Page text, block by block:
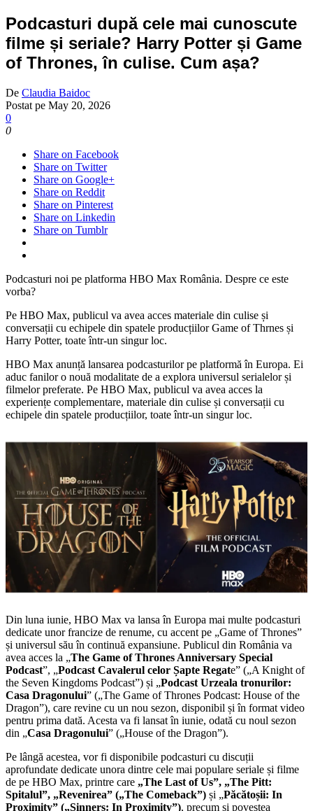
Podcasturi după cele mai cunoscute
filme și seriale? Harry Potter și Game
of Thrones, în culise. Cum așa?
De Claudia Baidoc
Postat pe May 20, 2026
0
0
Share on Facebook
Share on Twitter
Share on Google+
Share on Reddit
Share on Pinterest
Share on Linkedin
Share on Tumblr
Podcasturi noi pe platforma HBO Max România. Despre ce este
vorba?
Pe HBO Max, publicul va avea acces materiale din culise și
conversații cu echipele din spatele producțiilor Game of Thrnes și
Harry Potter, toate într-un singur loc.
HBO Max anunță lansarea podcasturilor pe platformă în Europa. Ei
aduc fanilor o nouă modalitate de a explora universul serialelor și
filmelor preferate. Pe HBO Max, publicul va avea acces la
experiențe complementare, materiale din culise și conversații cu
echipele din spatele producțiilor, toate într-un singur loc.
Din luna iunie, HBO Max va lansa în Europa mai multe podcasturi
dedicate unor francize de renume, cu accent pe „Game of Thrones”
și universul său în continuă expansiune. Publicul din România va
avea acces la „The Game of Thrones Anniversary Special
Podcast”, „Podcast Cavalerul celor Șapte Regate” („A Knight of
the Seven Kingdoms Podcast”) și „Podcast Urzeala tronurilor:
Casa Dragonului” („The Game of Thrones Podcast: House of the
Dragon”), care revine cu un nou sezon, disponibil și în format video
pentru prima dată. Acesta va fi lansat în iunie, odată cu noul sezon
din „Casa Dragonului” („House of the Dragon”).
Pe lângă acestea, vor fi disponibile podcasturi cu discuții
aprofundate dedicate unora dintre cele mai populare seriale și filme
de pe HBO Max, printre care „The Last of Us”, „The Pitt:
Spitalul”, „Revenirea” („The Comeback”) și „Păcătoșii: In
Proximity” („Sinners: In Proximity”), precum și povestea